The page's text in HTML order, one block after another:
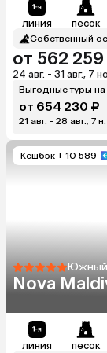
линия песок
Собственный
от 562
24 авг. - 31 авг., 7
Выгодные туры
от 654 230 ₽
21 авг. - 28 авг., 7 н.
Кешбэк + 10 589
Южный
Nova
линия песок